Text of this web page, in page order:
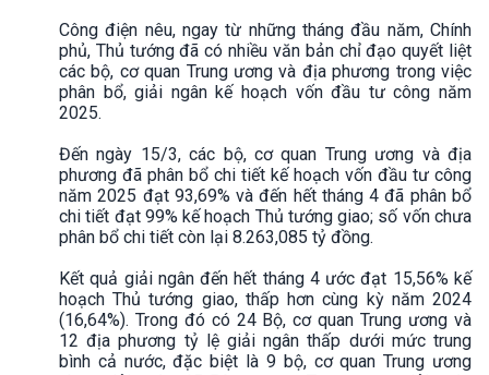
Công điện nêu, ngay từ những tháng đầu năm, Chính
phủ, Thủ tướng đã có nhiều văn bản chỉ đạo quyết liệt
các bộ, cơ quan Trung ương và địa phương trong việc
phân bổ, giải ngân kế hoạch vốn đầu tư công năm
2025.
Đến ngày 15/3, các bộ, cơ quan Trung ương và địa
phương đã phân bổ chi tiết kế hoạch vốn đầu tư công
năm 2025 đạt 93,69% và đến hết tháng 4 đã phân bổ
chi tiết đạt 99% kế hoạch Thủ tướng giao; số vốn chưa
phân bổ chi tiết còn lại 8.263,085 tỷ đồng.
Kết quả giải ngân đến hết tháng 4 ước đạt 15,56% kế
hoạch Thủ tướng giao, thấp hơn cùng kỳ năm 2024
(16,64%). Trong đó có 24 Bộ, cơ quan Trung ương và
12 địa phương tỷ lệ giải ngân thấp dưới mức trung
bình cả nước, đặc biệt là 9 bộ, cơ quan Trung ương